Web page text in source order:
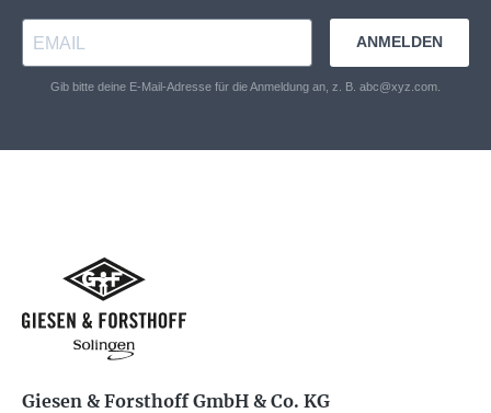
ANMELDEN
Gib bitte deine E-Mail-Adresse für die Anmeldung an, z. B. abc@xyz.com.
Giesen & Forsthoff GmbH & Co. KG